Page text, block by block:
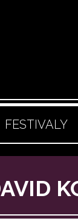
FESTIVALY